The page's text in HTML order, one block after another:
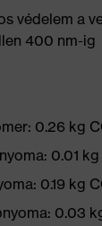
védelem a
400 nm-ig
0.26 kg
0.01 kg
0.19 kg
0.03